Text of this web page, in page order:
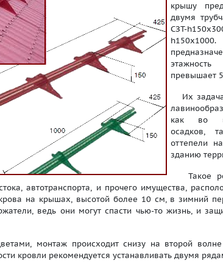
крышу
двумя
СЗТ-
превышает
Их задача
как во
осадков,
оттепели
зданию
Такое
автотранспорта, и прочего имущества,
на крышах, высотой более 10 см, в зимний
ведь они могут спасти чью-то жизнь, и
монтаж происходит снизу на второй
кровли рекомендуется устанавливать двумя